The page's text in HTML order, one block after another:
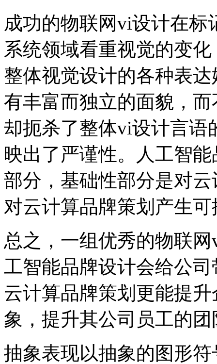
成功的物联网vi设计在标
系统领域看重视觉的变
整体视觉设计的各种表
有丰富而独立的面貌，
却扼杀了整体vi设计言语
映出了严谨性。人工智
部分，基础性部分是对
对云计算品牌策划产生
总之，一组优秀的物联
工智能品牌设计会给公
云计算品牌策划更能提
象，提升其公司员工的
抽象表现以抽象的图形